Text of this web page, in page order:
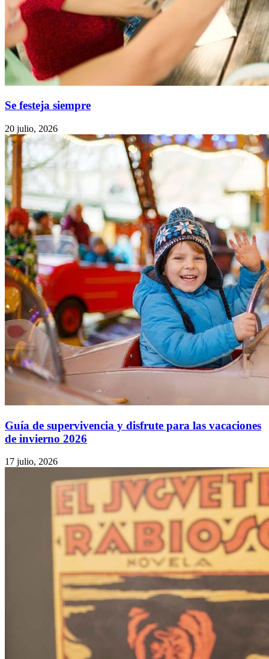
Se festeja siempre
20 julio, 2026
Guía de supervivencia y disfrute para las vacaciones
de invierno 2026
17 julio, 2026